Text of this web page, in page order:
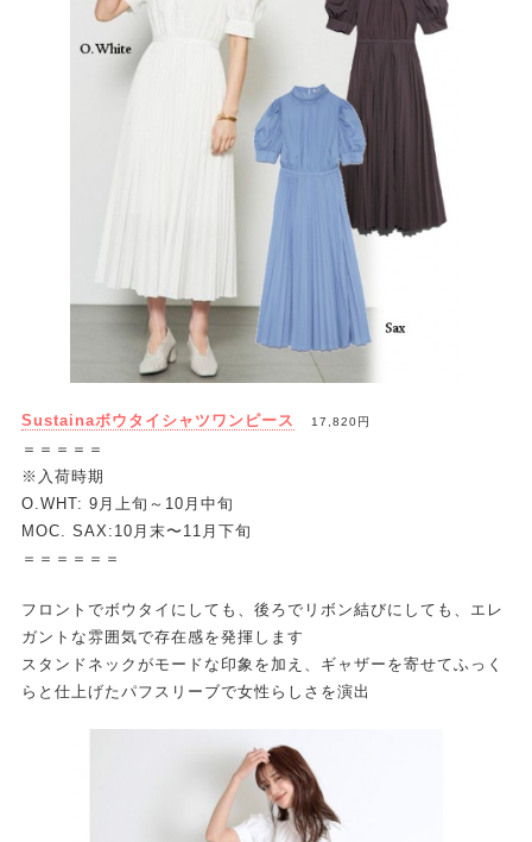
Sustainaボウタイシャツワンピース 17,820円
＝＝＝＝＝
※入荷時期
O.WHT: 9月上旬～10月中旬
MOC. SAX:10月末〜11月下旬
＝＝＝＝＝＝
フロントでボウタイにしても、後ろでリボン結びにしても、エレ
ガントな雰囲気で存在感を発揮します
スタンドネックがモードな印象を加え、ギャザーを寄せてふっく
らと仕上げたパフスリーブで女性らしさを演出